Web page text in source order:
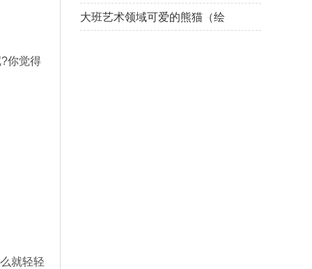
你觉得
就轻轻
反思
大班艺术领域可爱的熊猫（绘
画）教案反思